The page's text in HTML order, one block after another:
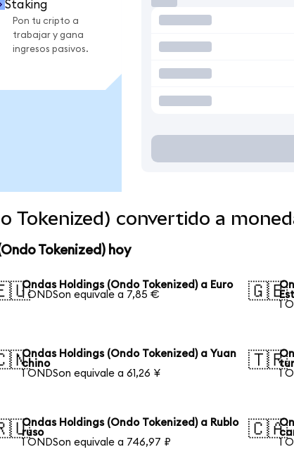
Staking
Pon tu cripto a
trabajar y gana
ingresos pasivos.
Tokenized) convertido a
Tokenized) hoy
Ondas Holdings (Ondo Tokenized) a Euro
1 ONDSon equivale a 7,85 €
🇬🇧
1
Ondas Holdings (Ondo Tokenized) a Yuan
chino
1 ONDSon equivale a 61,26 ¥
🇹🇷
1
Ondas Holdings (Ondo Tokenized) a Rublo
ruso
1 ONDSon equivale a 746,97 ₽
🇨🇦
1